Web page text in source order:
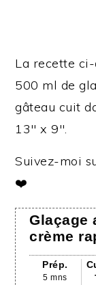
La recette ci-
500 ml de
gâteau cuit
13″ x 9″.
Suivez-moi
❤️
Glaçage
crème
Prép.
5 mns